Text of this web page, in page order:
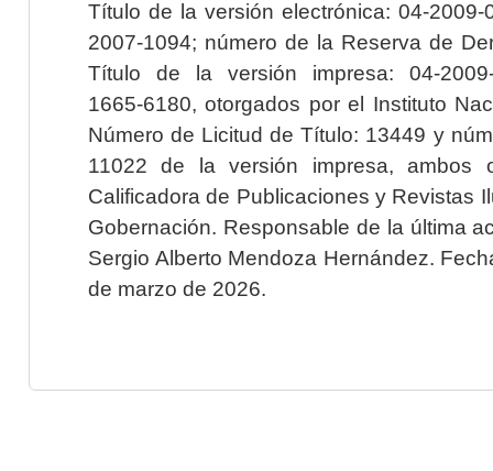
Título de la versión electrónica: 04-2009-
2007-1094; número de la Reserva de
Título de la versión impresa: 04-2009-
1665-6180, otorgados por el Instituto
Número de Licitud de Título: 13449 y
11022 de la versión impresa, ambos
Calificadora de Publicaciones y Revistas
Gobernación. Responsable de la última
Sergio Alberto Mendoza Hernández.
de marzo de 2026.